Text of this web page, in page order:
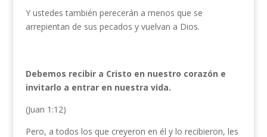
Y ustedes también perecerán a menos que se
arrepientan de sus pecados y vuelvan a Dios.
Debemos recibir a Cristo en nuestro corazón e
invitarlo a entrar en nuestra vida.
(Juan 1:12)
Pero, a todos los que creyeron en él y lo recibieron, les